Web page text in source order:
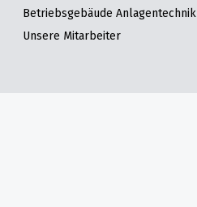
Betriebsgebäude Anlagentechnik
Unsere Mitarbeiter